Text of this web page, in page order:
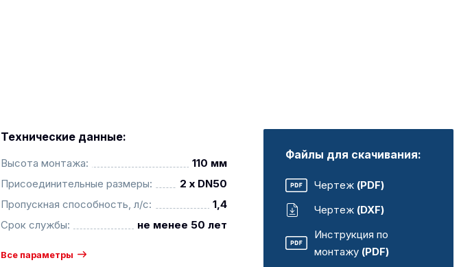
Технические данные:
Высота монтажа:
110 мм
Присоединительные размеры:
2 х DN50
Пропускная способность, л/с:
1,4
Срок службы:
не менее 50 лет
Все параметры
Файлы для скачивания:
Чертеж (PDF)
Чертеж (DXF)
Инструкция по
монтажу (PDF)